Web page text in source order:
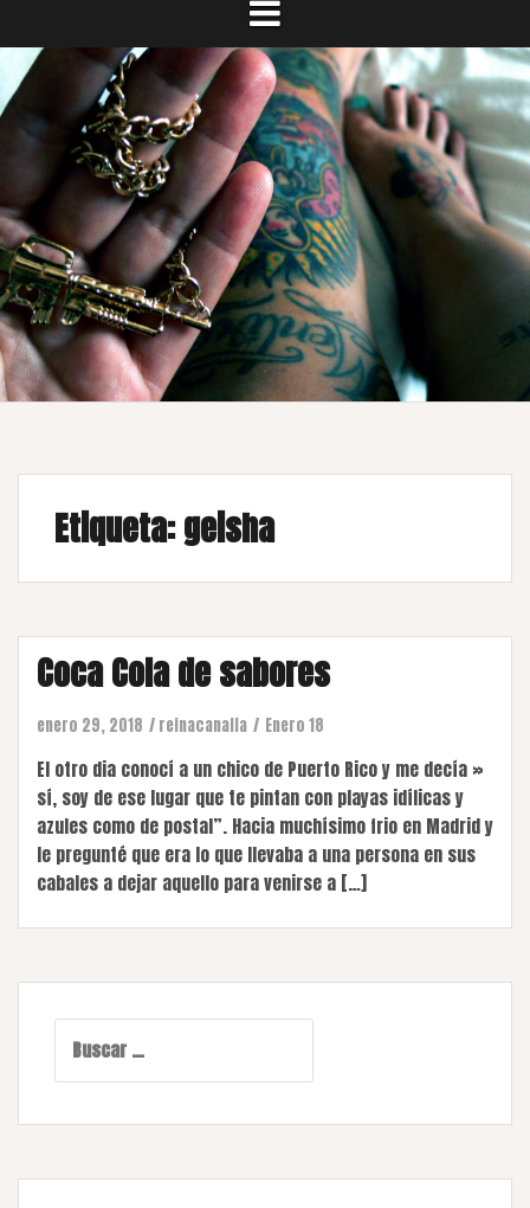
Etiqueta:geisha
Coca Cola de sabores
enero 29, 2018 reinacanalla Enero 18
El otro dia conocí a un chico de Puerto Rico y me decía »
sí, soy de ese lugar que te pintan con playas idílicas y
azules como de postal”. Hacia muchísimo frio en Madrid y
le pregunté que era lo que llevaba a una persona en sus
cabales a dejar aquello para venirse a […]